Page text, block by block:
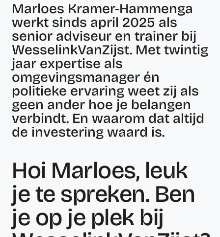
Marloes Kramer-Hammenga
werkt sinds april 2025 als
senior adviseur en trainer bij
WesselinkVanZijst. Met twintig
jaar expertise als
omgevingsmanager én
politieke ervaring weet zij als
geen ander hoe je belangen
verbindt. En waarom dat altijd
de investering waard is.
Hoi Marloes, leuk
je te spreken. Ben
je op je plek bij